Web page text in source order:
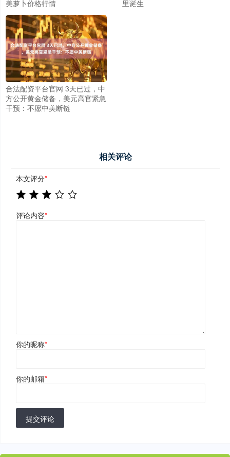
美萝卜价格行情
里诞生
合法配资平台官网 3天已过，中
方公开黄金储备，美元高官紧急
干预：不愿中美断链
相关评论
本文评分*
评论内容*
你的昵称*
你的邮箱*
提交评论